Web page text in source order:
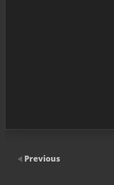
Previous